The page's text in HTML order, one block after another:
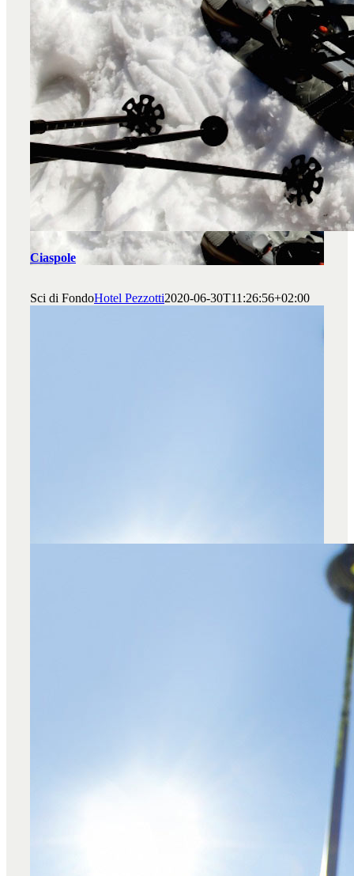
Ciaspole
Sci di FondoHotel Pezzotti2020-06-30T11:26:56+02:00